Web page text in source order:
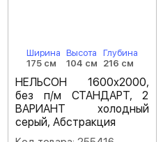
Ширина
175 см
Высота
104 см
Глубина
216 см
НЕЛЬСОН 1600х2000,
без п/м СТАНДАРТ, 2
ВАРИАНТ холодный
серый, Абстракция